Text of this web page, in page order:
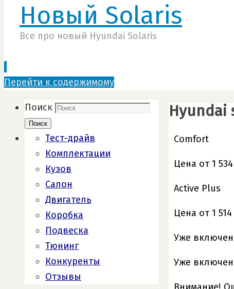
Новый Solaris
Все про новый Hyundai Solaris
Перейти к содержимому
Hyundai
Comfort
Цена от 1
Active Plus
Цена от 1
Уже
Уже
Поиск
Поиск
Тест-драйв
Комплектации
Кузов
Салон
Двигатель
Коробка
Подвеска
Тюнинг
Конкуренты
Отзывы